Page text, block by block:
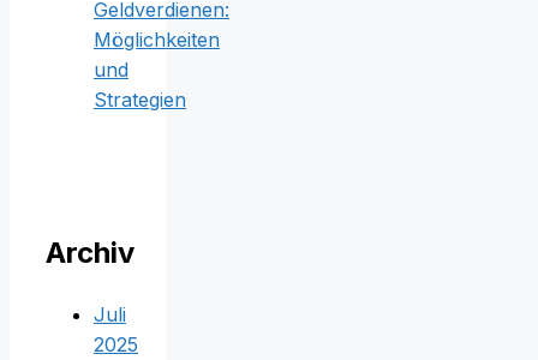
Geldverdienen:
Möglichkeiten
und
Strategien
Archiv
Juli
2025